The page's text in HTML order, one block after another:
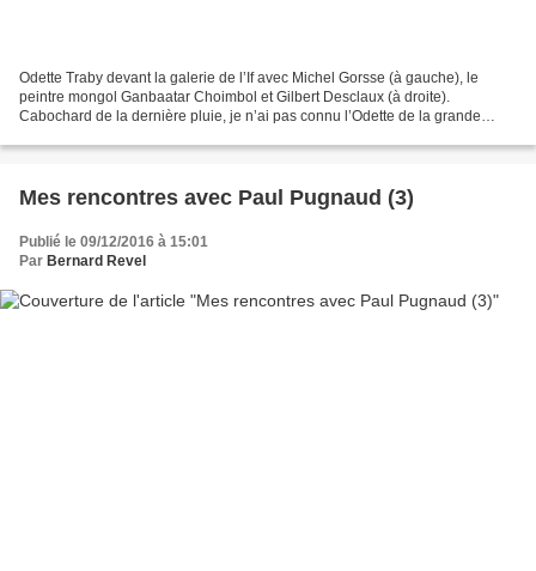
Odette Traby devant la galerie de l’If avec Michel Gorsse (à gauche), le
peintre mongol Ganbaatar Choimbol et Gilbert Desclaux (à droite).
Cabochard de la dernière pluie, je n’ai pas connu l’Odette de la grande
Mes rencontres avec Paul Pugnaud (3)
Publié le 09/12/2016 à 15:01
Par Bernard Revel